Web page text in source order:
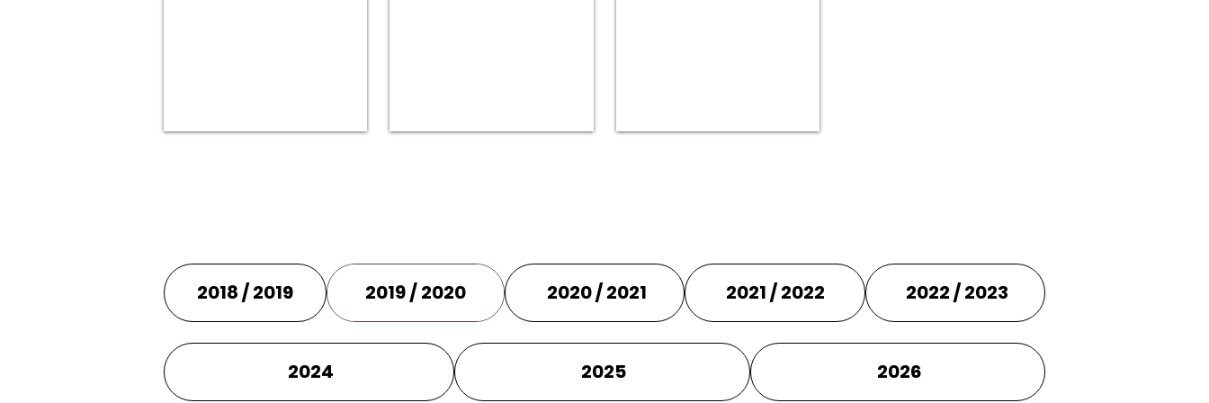
2018 / 2019 2019 / 2020 2020 / 2021 2021 / 2022 2022 / 2023
2024 2025 2026